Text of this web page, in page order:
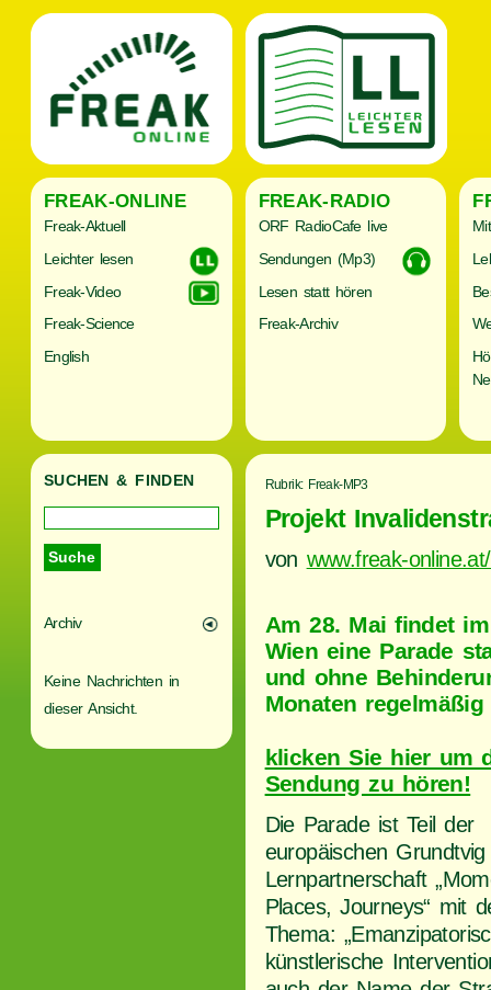
FREAK-ONLINE
Freak-Aktuell
Leichter lesen
Freak-Video
Freak-Science
English
FREAK-RADIO
ORF RadioCafe live
Sendungen (Mp3)
Lesen statt hören
Freak-Archiv
SUCHEN & FINDEN
Archiv
Keine Nachrichten in
dieser Ansicht.
Rubrik: Freak-MP3
Projekt
von www.freak-
Am 28. Mai findet
Wien eine Parade
und ohne
Monaten
klicken Sie hier um
Sendung zu hören!
Die Parade ist Teil der
europäischen Grundtvig
Lernpartnerschaft
Places, Journeys“ mit
Thema:
künstlerische